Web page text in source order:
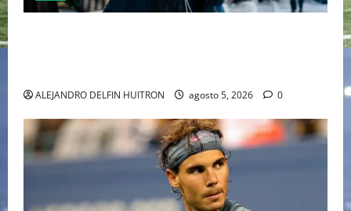
ALEJANDRO DELFIN HUITRON agosto 5, 2026 0